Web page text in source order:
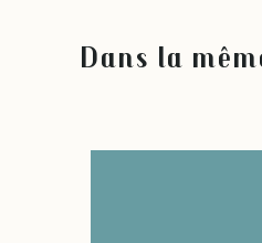
Dans la